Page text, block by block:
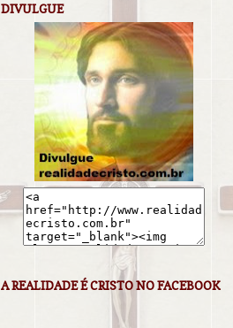
DIVULGUE
A REALIDADE É CRISTO NO FACEBOOK